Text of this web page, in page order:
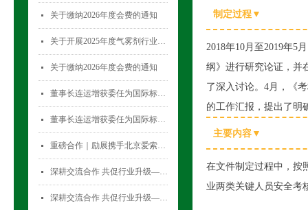
制定过程 ▼
2018年10月至2019年5
纲》进行研究论证，并
了深入讨论。4月，《
的工作汇报，提出了明
主要内容▼
在文件制定过程中，按
业两类关键人员安全考
넷 关于缴纳2026年度会费的通知
넷 关于开展2025年度气雾剂行业数据统计工作的通知
넷 关于缴纳2026年度会费的通知
넷 董事长连运增获委任为国际标准化组织薄壁金属容器技术委员会(ISO/TC52)主席
넷 董事长连运增获委任为国际标准化组织薄壁金属容器技术委员会(ISO/TC52)主席
넷 重磅合作｜励展携手北京爱索塞瑞斯展览有限公司 全新升级国际气雾剂与金属容器展览会！
넷 深耕交流合作 共促行业升级——气雾剂委员会开展专项访问活动
넷 深耕交流合作 共促行业升级——气雾剂委员会开展专项访问活动